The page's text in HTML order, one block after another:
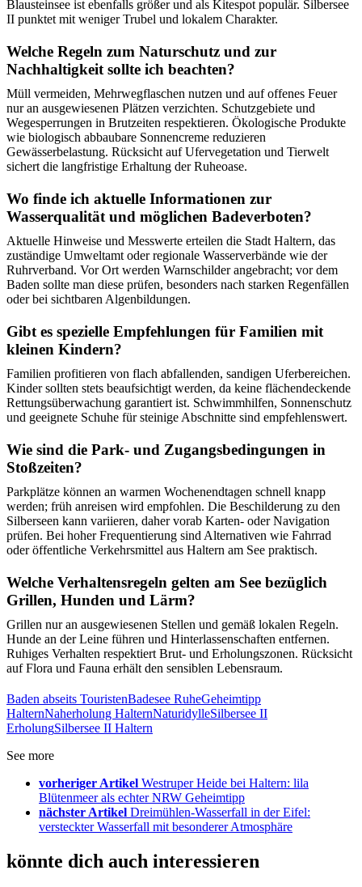
Blausteinsee ist ebenfalls größer und als Kitespot populär. Silbersee
II punktet mit weniger Trubel und lokalem Charakter.
Welche Regeln zum Naturschutz und zur
Nachhaltigkeit sollte ich beachten?
Müll vermeiden, Mehrwegflaschen nutzen und auf offenes Feuer
nur an ausgewiesenen Plätzen verzichten. Schutzgebiete und
Wegesperrungen in Brutzeiten respektieren. Ökologische Produkte
wie biologisch abbaubare Sonnencreme reduzieren
Gewässerbelastung. Rücksicht auf Ufervegetation und Tierwelt
sichert die langfristige Erhaltung der Ruheoase.
Wo finde ich aktuelle Informationen zur
Wasserqualität und möglichen Badeverboten?
Aktuelle Hinweise und Messwerte erteilen die Stadt Haltern, das
zuständige Umweltamt oder regionale Wasserverbände wie der
Ruhrverband. Vor Ort werden Warnschilder angebracht; vor dem
Baden sollte man diese prüfen, besonders nach starken Regenfällen
oder bei sichtbaren Algenbildungen.
Gibt es spezielle Empfehlungen für Familien mit
kleinen Kindern?
Familien profitieren von flach abfallenden, sandigen Uferbereichen.
Kinder sollten stets beaufsichtigt werden, da keine flächendeckende
Rettungsüberwachung garantiert ist. Schwimmhilfen, Sonnenschutz
und geeignete Schuhe für steinige Abschnitte sind empfehlenswert.
Wie sind die Park- und Zugangsbedingungen in
Stoßzeiten?
Parkplätze können an warmen Wochenendtagen schnell knapp
werden; früh anreisen wird empfohlen. Die Beschilderung zu den
Silberseen kann variieren, daher vorab Karten- oder Navigation
prüfen. Bei hoher Frequentierung sind Alternativen wie Fahrrad
oder öffentliche Verkehrsmittel aus Haltern am See praktisch.
Welche Verhaltensregeln gelten am See bezüglich
Grillen, Hunden und Lärm?
Grillen nur an ausgewiesenen Stellen und gemäß lokalen Regeln.
Hunde an der Leine führen und Hinterlassenschaften entfernen.
Ruhiges Verhalten respektiert Brut- und Erholungszonen. Rücksicht
auf Flora und Fauna erhält den sensiblen Lebensraum.
Baden abseits TouristenBadesee RuheGeheimtipp
HalternNaherholung HalternNaturidylleSilbersee II
ErholungSilbersee II Haltern
See more
vorheriger Artikel Westruper Heide bei Haltern: lila
Blütenmeer als echter NRW Geheimtipp
nächster Artikel Dreimühlen-Wasserfall in der Eifel:
versteckter Wasserfall mit besonderer Atmosphäre
könnte dich auch interessieren